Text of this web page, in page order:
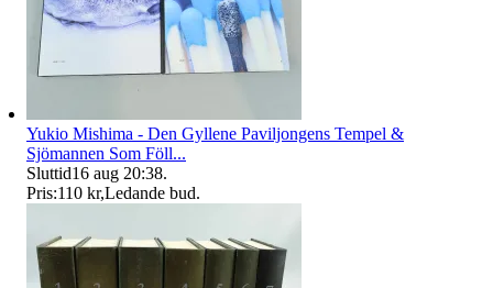
Yukio Mishima - Den Gyllene Paviljongens Tempel &
Sjömannen Som Föll...
Sluttid16 aug 20:38.
Pris:110 kr,Ledande bud.